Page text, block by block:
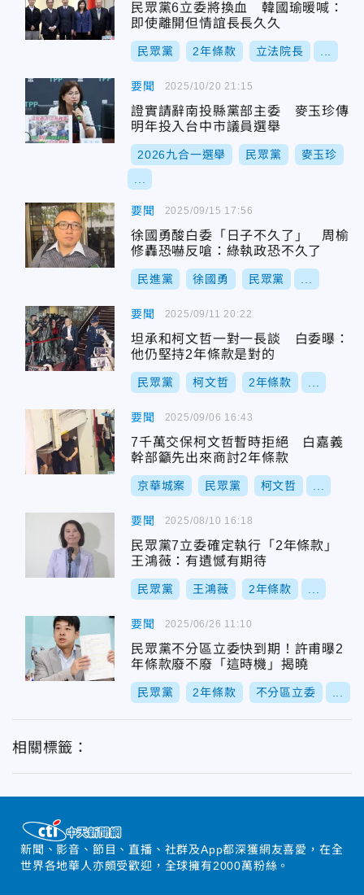
民眾黨6立委將換血 韓國瑜暖喊：
即使離開但情誼長長久久
民眾黨 2年條款 立法院長
要聞
證實請辭南投縣黨部主委 麥玉珍傳
明年投入台中市議員選舉
2026九合一選舉 民眾黨 麥玉珍
2025/10/20 21:15
要聞
徐國勇酸白委「日子不久了」 周榆
修轟恐嚇反嗆：綠執政恐不久了
民進黨 徐國勇 民眾黨
2025/09/15 17:56
要聞
坦承和柯文哲一對一長談 白委曝：
他仍堅持2年條款是對的
民眾黨 柯文哲 2年條款
2025/09/11 20:22
要聞
7千萬交保柯文哲暫時拒絕 白嘉義
幹部籲先出來商討2年條款
京華城案 民眾黨 柯文哲
2025/09/06 16:43
要聞
民眾黨7立委確定執行「2年條款」
王鴻薇：有遺憾有期待
民眾黨 王鴻薇 2年條款
2025/08/10 16:18
要聞
民眾黨不分區立委快到期！許甫曝2
年條款廢不廢「這時機」揭曉
民眾黨 2年條款 不分區立委
2025/06/26 11:10
相關標籤：
新聞、影音、節目、直播、社群及App都深獲網友喜愛，在全
世界各地華人亦頗受歡迎，全球擁有2000萬粉絲。